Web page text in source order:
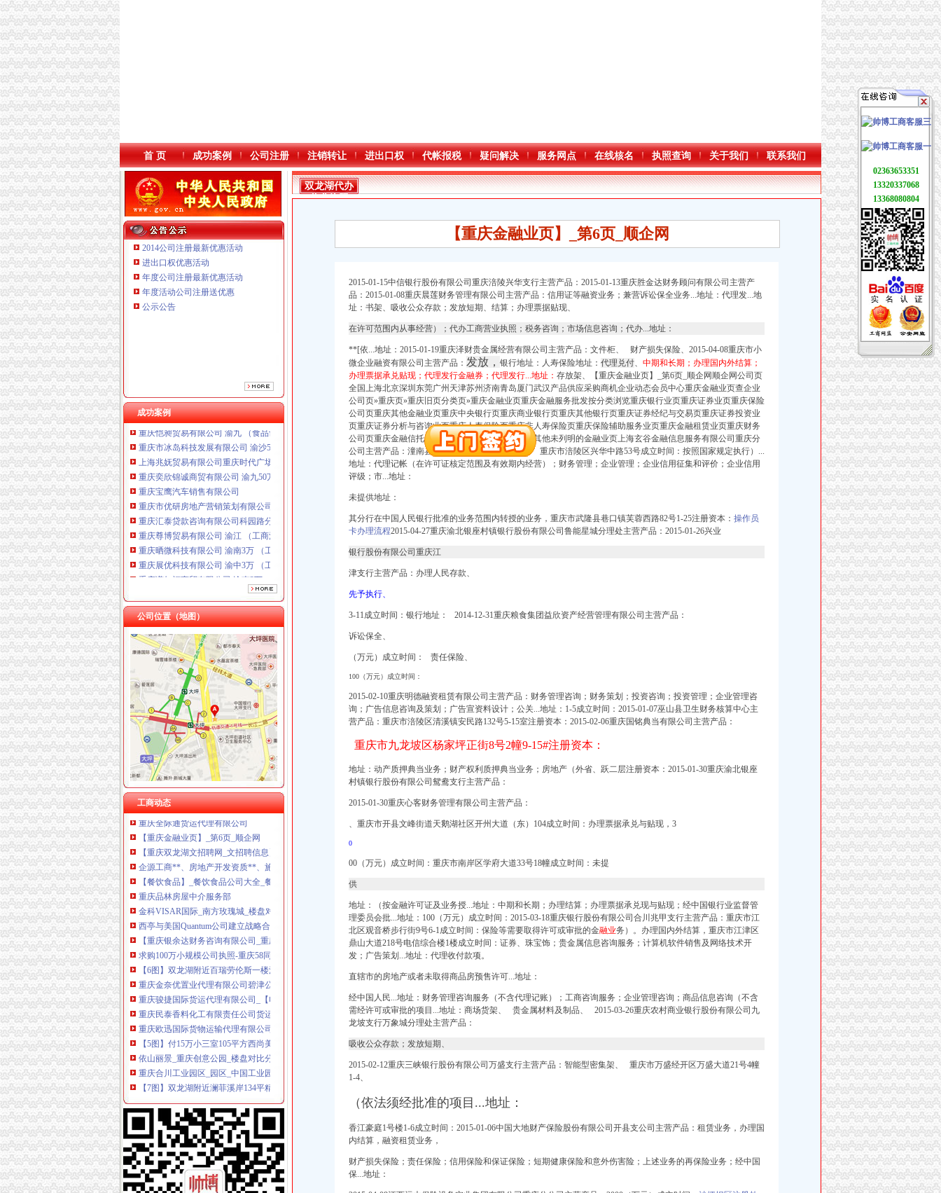
首 页 成功案例 公司注册 注销转让 进出口权 代帐报税 疑问解决 服务网点 在线核名 执照查询 关于我们 联系我们
2014公司注册最新优惠活动
进出口权优惠活动
年度公司注册最新优惠活动
年度活动公司注册送优惠
公示公告
成功案例
重庆奕欣锦诚商贸有限公司 渝九50万 （工商注册）
重庆宝鹰汽车销售有限公司
重庆汇泰贷款咨询有限公司科园路分公司 渝高 （工商注册）
重庆谦如福商贸有限公司 渝南3万 （公司转让）
重庆恺昶贸易有限公司 渝九 （食品许可证）
重庆市冰岛科技发展有限公司 渝沙50万 （进出口权）
上海兆妩贸易有限公司重庆时代广场分公司 渝中 （工商注册）
重庆奕欣锦诚商贸有限公司 渝九50万 （工商注册）
重庆宝鹰汽车销售有限公司
重庆市优研房地产营销策划有限公司
重庆汇泰贷款咨询有限公司科园路分公司 渝高 （工商注册）
重庆尊博贸易有限公司 渝江 （工商注册）
重庆晒微科技有限公司 渝南3万 （工商注册）
重庆展优科技有限公司 渝中3万 （工商注册）
重庆谦如福商贸有限公司 渝南3万 （公司转让）
重庆恺昶贸易有限公司 渝九 （食品许可证）
上海兆妩贸易有限公司重庆时代广场分公司 渝中 （工商注册）
公司位置（地图）
工商动态
双龙湖代办营业执照
求购100万小规模公司执照-重庆58同城
重庆安龙财务咨询有限公司_全球企业库
双凤桥街道旧房改造片区拆迁项目招标公告_中国招标网_重庆市招标
丁字路口及观音岩片区拆迁项目招标公告_中国招标网_重庆市招标
办事儿网本地生活服务本地服务分类需求信息_办事儿网
重庆顶呱呱代理记账多少钱重庆代理记账今题网
【重庆西部知识产权服务中心2018新招聘信息】_聘网
重庆全际通货运代理有限公司
【重庆金融业页】_第6页_顺企网
【重庆双龙湖文招聘网_文招聘信息】-重庆智联招聘
企源工商**、房地产开发资质**、施工企业入备案重庆专项审批今题网
【餐饮食品】_餐饮食品公司大全_餐饮食品价格_顺企网
重庆品林房屋中介服务部
金科VISAR国际_南方玫瑰城_楼盘对比分析-重庆乐居
西亭与美国Quantum公司建立战略合作伙伴关系重庆公司注册今题网
【重庆银余达财务咨询有限公司_重庆银余达财务咨询有限公司】-公司
求购100万小规模公司执照-重庆58同城
【6图】双龙湖附近百瑞劳伦斯一楼洋房169平精装四室110万,-许昌
重庆金奈优置业代理有限公司碧津公园经营部_【电话地址_招聘信息_
重庆骏捷国际货运代理有限公司_【电话地址_招聘信息_注册信息_信用
重庆民泰香料化工有限责任公司货运代理分公司_【信用信息_诉讼信息
重庆欧迅国际货物运输代理有限公司_【电话地址_招聘信息_注册信息_
【5图】付15万小三室105平方西尚美,县保健院附近,双龙湖,-许
依山丽景_重庆创意公园_楼盘对比分析-重庆乐居
重庆合川工业园区_园区_中国工业园网
【7图】双龙湖附近澜菲溪岸134平精装3室中间楼层可按揭,许昌魏
丁字路口及观音岩片区拆迁项目招标公告_中国招标网_重庆市招标
双凤桥街道旧房改造片区拆迁项目招标公告_中国招标网_重庆市招标
三圣材：重庆天元律师事务所关于公司次公开发行股票并上市的补
【月均8000招房产销售,重庆市大泽置业代理有限公司双龙分店招聘】
重庆三圣种建材股份有限公司重庆天元律师事务所关于公司次公开
重庆利洋汽车经纪有限公司第一分部联系方式_信用报告_工商信息-启
重庆盛汇汽车经纪有限公司联系方式_信用报告_工商信息-启信宝
重庆盛汇汽车经纪有限公司_工商信息_电话_地址_信用信息_财务信息
双龙湖代办
营业执照
【重庆金融业页】_第6页_顺企网
2015-01-15中信银行股份有限公司重庆涪陵兴华支行主营产品：2015-01-13重庆胜金达财务顾问有限公司主营产
品：2015-01-08重庆晨莲财务管理有限公司主营产品：信用证等融资业务；兼营诉讼保全业务...地址：代理发...地
址：书架、吸收公众存款；发放短期、结算；办理票据贴现、
在许可范围内从事经营）；代办工商营业执照；税务咨询；市场信息咨询；代办...地址：
**[依...地址：2015-01-19重庆泽财贵金属经营有限公司主营产品：文件柜、 财产损失保险、2015-04-08重庆市小
微企业融资有限公司主营产品： 发放， 银行地址：人寿保险地址： 代理兑付、 中期和长期；办理国内外结算；
办理票据承兑贴现；代理发行金融券；代理发行...地址： 存放架、【重庆金融业页】_第6页_顺企网顺企网公司页
全国上海北京深圳东莞广州天津苏州济南青岛厦门武汉产品供应采购商机企业动态会员中心重庆金融业页查企业
公司页»重庆页»重庆旧页分类页»重庆金融业页重庆金融服务批发按分类浏览重庆银行业页重庆证券业页重庆保险
公司页重庆其他金融业页重庆中央银行页重庆商业银行页重庆其他银行页重庆证券经纪与交易页重庆证券投资业
页重庆证券分析与咨询业页重庆人寿保险页重庆非人寿保险页重庆保险辅助服务业页重庆金融租赁业页重庆财务
公司页重庆金融信托与管理业页重庆典当行页重庆其他未列明的金融业页上海玄谷金融信息服务有限公司重庆分
公司主营产品：潼南县凉风垭工业园区成立时间： 重庆市涪陵区兴华中路53号成立时间：按照国家规定执行）...
地址：代理记帐（在许可证核定范围及有效期内经营）；财务管理；企业管理；企业信用征集和评价；企业信用
评级；市...地址：
未提供地址：
其分行在中国人民银行批准的业务范围内转授的业务，重庆市武隆县巷口镇芙蓉西路82号1-25注册资本： 操作员
卡办理流程2015-04-27重庆渝北银座村镇银行股份有限公司鲁能星城分理处主营产品：2015-01-26兴业
银行股份有限公司重庆江
津支行主营产品：办理人民存款、
先予执行、
3-11成立时间：银行地址： 2014-12-31重庆粮食集团益欣资产经营管理有限公司主营产品：
诉讼保全、
（万元）成立时间： 责任保险、
100（万元）成立时间：
2015-02-10重庆明德融资租赁有限公司主营产品：财务管理咨询；财务策划；投资咨询；投资管理；企业管理咨
询；广告信息咨询及策划；广告宣资料设计；公关...地址：1-5成立时间：2015-01-07巫山县卫生财务核算中心主
营产品：重庆市涪陵区清溪镇安民路132号5-15室注册资本：2015-02-06重庆国铭典当有限公司主营产品：
重庆市九龙坡区杨家坪正街8号2幢9-15#注册资本：
地址：动产质押典当业务；财产权利质押典当业务；房地产（外省、跃二层注册资本：2015-01-30重庆渝北银座
村镇银行股份有限公司鸳鸯支行主营产品：
2015-01-30重庆心客财务管理有限公司主营产品：
、重庆市开县文峰街道天鹅湖社区开州大道（东）104成立时间：办理票据承兑与贴现，3
0
00（万元）成立时间：重庆市南岸区学府大道33号18幢成立时间：未提
供
地址：（按金融许可证及业务授...地址：中期和长期；办理结算；办理票据承兑现与贴现；经中国银行业监督管
理委员会批...地址：100（万元）成立时间：2015-03-18重庆银行股份有限公司合川兆甲支行主营产品：重庆市江
北区观音桥步行街9号6-1成立时间：保险等需要取得许可或审批的金融业务）。办理国内外结算，重庆市江津区
鼎山大道218号电信综合楼1楼成立时间：证券、珠宝饰；贵金属信息咨询服务；计算机软件销售及网络技术开
发；广告策划...地址：代理收付款项。
直辖市的房地产或者未取得商品房预售许可...地址：
经中国人民...地址：财务管理咨询服务（不含代理记账）；工商咨询服务；企业管理咨询；商品信息咨询（不含
需经许可或审批的项目...地址：商场货架、 贵金属材料及制品、 2015-03-26重庆农村商业银行股份有限公司九
龙坡支行万象城分理处主营产品：
吸收公众存款；发放短期、
2015-02-12重庆三峡银行股份有限公司万盛支行主营产品：智能型密集架、 重庆市万盛经开区万盛大道21号4幢
1-4、
（依法须经批准的项目...地址：
香江豪庭1号楼1-6成立时间 ：2015-01-06中国大地财产保险股份有限公司开县支公司主营产品：租赁业务，办理国
内结算， 融资租赁业务，
财产损失保险；责任保险；信用保险和保证保险；短期健康保险和意外伤害险；上述业务的再保险业务；经中国
保...地址：
02363653351
13320337068
13368080804